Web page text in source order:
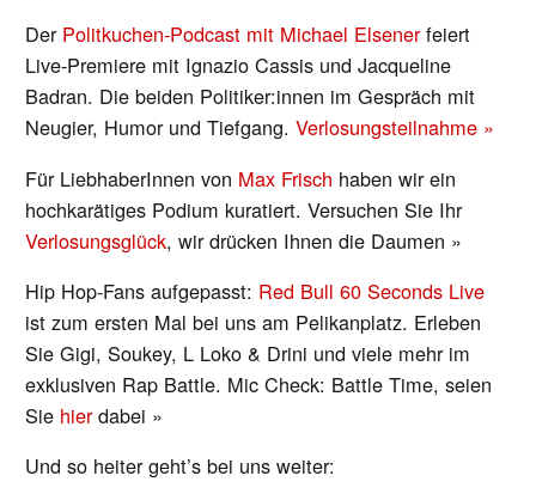
Der Politkuchen-Podcast mit Michael Elsenerfeiert
Live-Premiere mit Ignazio Cassis und Jacqueline
Badran. Die beiden Politiker:innen im Gespräch mit
Neugier, Humor und Tiefgang.Verlosungsteilnahme »
Für LiebhaberInnen von Max Frisch haben wir ein
hochkarätiges Podium kuratiert. Versuchen Sie Ihr
Verlosungsglück, wir drücken Ihnen die Daumen »
Hip Hop-Fans aufgepasst: Red Bull 60 Seconds Live
ist zum ersten Mal bei uns am Pelikanplatz. Erleben
Sie Gigi, Soukey, L Loko & Drini und viele mehr im
exklusiven Rap Battle. Mic Check: Battle Time, seien
Sie hierdabei »
Und so heiter geht’s bei uns weiter: